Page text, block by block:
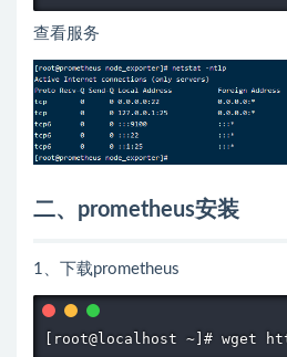
查看服务
二、prometheus安装
1、下载prometheus
[root@localhost ~]# wget